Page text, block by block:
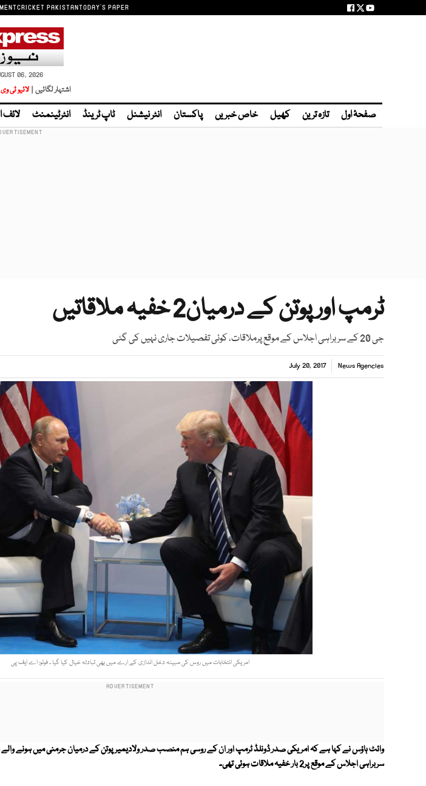
CRICKET PAKISTANTODAY'S PAPER
06, 2026
اشتہار لگائیں | لائیو ٹی وی
صفحۂ اول تازہ ترین کھیل خاص خبریں پاکستان انٹر نیشنل ٹاپ ٹرینڈ انٹرٹینمنٹ لائف
ٹرمپ اور پوتن کے درمیان2 خفیہ ملاقاتیں
جی 20 کے سربراہی اجلاس کے موقع پرملاقات، کوئی تفصیلات جاری نہیں کی گئی
News Agencies
July 20, 2017
امریکی انتخابات میں روس کی مبینہ دخل اندازی کے ارے میں بھی تبادلہ خیال کیا گیا ۔ فوٹو: اے ایف پی
سربراہی اجلاس کے موقع پر2 بار خفیہ ملاقات ہوئی تھی۔